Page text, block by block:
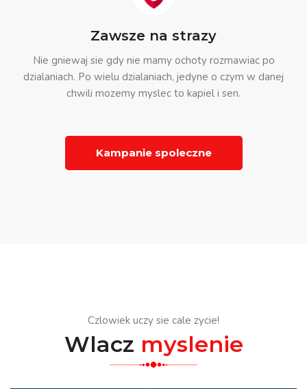
Zawsze na strazy
Nie gniewaj sie gdy nie mamy ochoty rozmawiac po
dzialaniach. Po wielu dzialaniach, jedyne o czym w danej
chwili mozemy myslec to kapiel i sen.
Kampanie spoleczne
Czlowiek uczy sie cale zycie!
Wlacz myslenie